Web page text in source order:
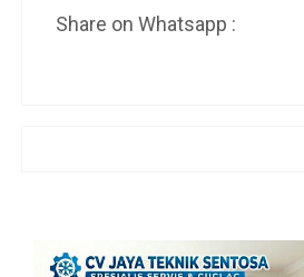
Share on Whatsapp :